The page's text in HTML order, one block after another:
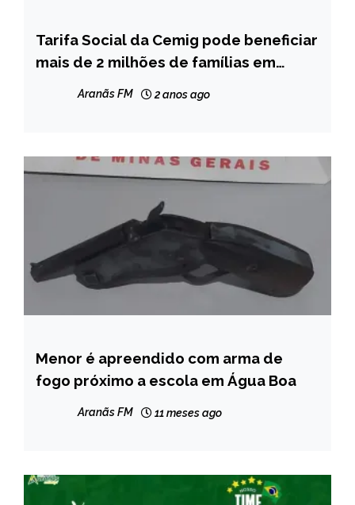
CAPELINHA
MINAS
Tarifa Social da Cemig pode beneficiar
mais de 2 milhões de famílias em
Aranãs FM 2 anos ago
NOTÍCIAS
Menor é apreendido com arma de
fogo próximo a escola em Água Boa
Aranãs FM 11 meses ago